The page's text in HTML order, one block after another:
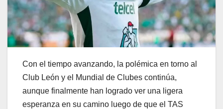
Con el tiempo avanzando, la polémica en torno al
Club León y el Mundial de Clubes continúa,
aunque finalmente han logrado ver una ligera
esperanza en su camino luego de que el TAS